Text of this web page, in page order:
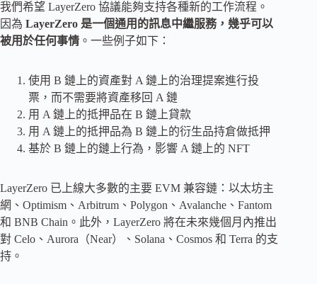
我們希望 LayerZero 協議能夠支持各種新的工作流程。
因為 LayerZero 是一個通用的訊息中繼服務，幾乎可以
被用於任何事情 。一些例子如下：
使用 B 鏈上的資產對 A 鏈上的治理提案進行投
票，而不需要將資產移回 A 鏈
用 A 鏈上的抵押品在 B 鏈上貸款
用 A 鏈上的抵押品為 B 鏈上的衍生品持倉做抵押
基於 B 鏈上的鏈上行為，影響 A 鏈上的 NFT
LayerZero 已上線大多數的主要 EVM 兼容鏈：以太坊主
網、Optimism、Arbitrum、Polygon、Avalanche、Fantom
和 BNB Chain。此外，LayerZero 將在未來幾個月內推出
對 Celo、Aurora（Near）、Solana、Cosmos 和 Terra 的支
持。